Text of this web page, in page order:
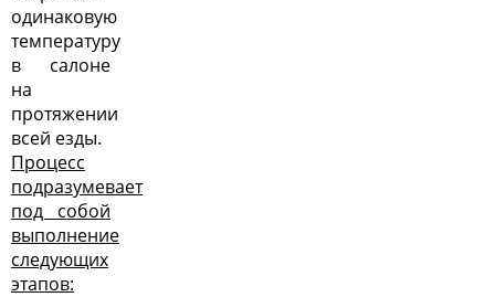
одинаковую
температуру
в салоне
на
протяжении
всей езды.
Процесс
подразумевает
под собой
выполнение
следующих
этапов: